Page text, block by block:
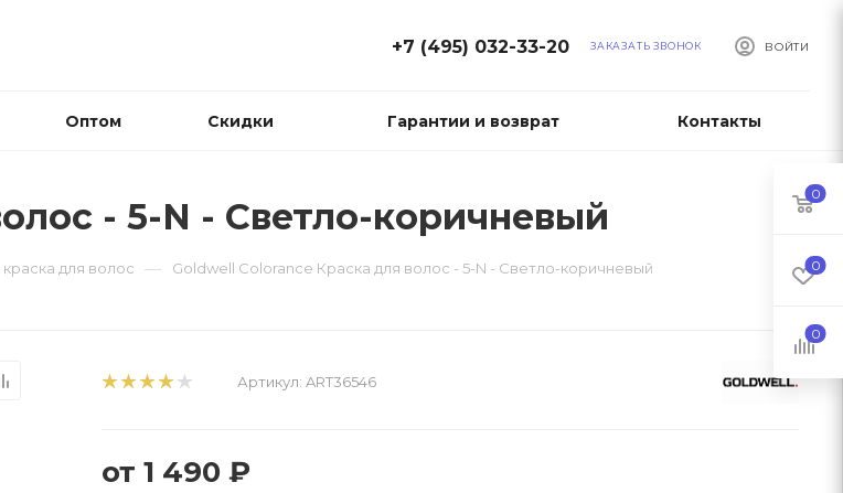
ВОЙТИ
+7 (495) 032-33-20 ЗАКАЗАТЬ ЗВОНОК
Оптом Скидки Гарантии и возврат Контакты
- 5-N - Светло-коричневый
для волос — Goldwell Colorance Краска для волос - 5-N - Светло-коричневый
Артикул: ART36546
от 1 490 ₽
0
0
0